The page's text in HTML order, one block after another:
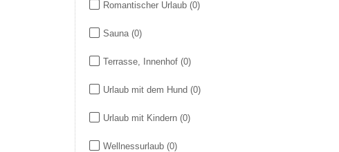
Romantischer Urlaub (0)
Sauna (0)
Terrasse, Innenhof (0)
Urlaub mit dem Hund (0)
Urlaub mit Kindern (0)
Wellnessurlaub (0)